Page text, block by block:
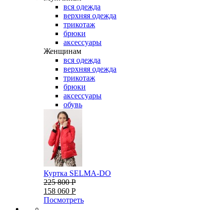
вся одежда
верхняя одежда
трикотаж
брюки
аксессуары
Женщинам
вся одежда
верхняя одежда
трикотаж
брюки
аксессуары
обувь
Куртка SELMA-DO
225 800 Р
158 060 Р
Посмотреть